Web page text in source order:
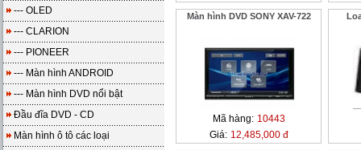
--- OLED
--- CLARION
--- PIONEER
--- Màn hình ANDROID
--- Màn hình DVD nổi bật
Đầu đĩa DVD - CD
Màn hình ô tô các loại
Màn hình DVD SONY XAV-722
Mã hàng: 10443
Giá: 12,485,000 đ